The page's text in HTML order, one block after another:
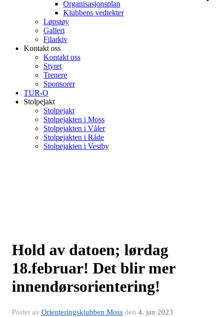
Organisasjonsplan
Klubbens vedtekter
Løpstøy
Galleri
Filarkiv
Kontakt oss
Kontakt oss
Styret
Trenere
Sponsorer
TUR-O
Stolpejakt
Stolpejakt
Stolpejakten i Moss
Stolpejakten i Våler
Stolpejakten i Råde
Stolpejakten i Vestby
Hold av datoen; lørdag
18.februar! Det blir mer
innendørsorientering!
Postet av Orienteringsklubben Moss den 4. jan 2023